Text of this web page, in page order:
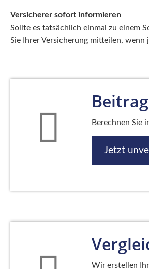
Versicherer sofort informieren
Sollte es tatsächlich einmal zu einem
Sie Ihrer Versicherung mitteilen,
Berechnen Sie
Jetzt
Wir erstellen